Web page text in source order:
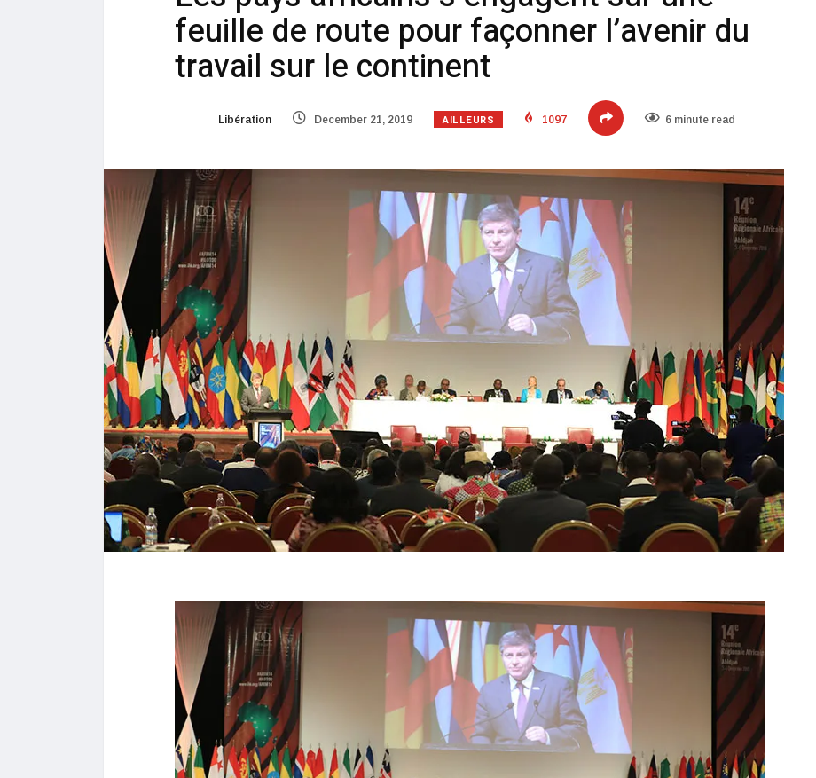
feuille de route pour façonner l’avenir du
travail sur le continent
Libération December 21, 2019 AILLEURS 1097 6 minute read